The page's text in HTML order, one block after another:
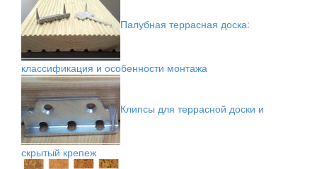
Палубная террасная доска:
классификация и особенности монтажа
Клипсы для террасной доски и
скрытый крепеж